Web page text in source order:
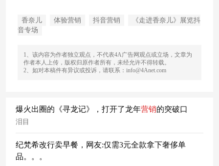
香奈儿 体验营销 抖音营销
《走进香奈儿》展览抖
音专场
1、该内容为作者独立观点，不代表4A广告网观点或立场，文章为
作者本人上传，版权归原作者所有，未经允许不得转载。
2、如对本稿件有异议或投诉，请联系：info@4Anet.com
爆火出圈的《寻龙记》，打开了龙年营销的突破口
泪目
纪梵希改行卖早餐，网友:仅需3元全款拿下奢侈单
品。。。